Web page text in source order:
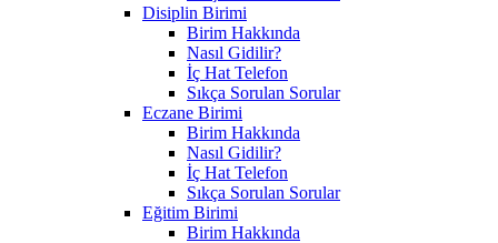
Disiplin Birimi
Birim Hakkında
Nasıl Gidilir?
İç Hat Telefon
Sıkça Sorulan Sorular
Eczane Birimi
Birim Hakkında
Nasıl Gidilir?
İç Hat Telefon
Sıkça Sorulan Sorular
Eğitim Birimi
Birim Hakkında